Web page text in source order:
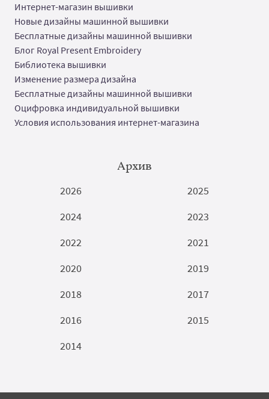
Интернет-магазин вышивки
Новые дизайны машинной вышивки
Бесплатные дизайны машинной вышивки
Блог Royal Present Embroidery
Библиотека вышивки
Изменение размера дизайна
Бесплатные дизайны машинной вышивки
Оцифровка индивидуальной вышивки
Условия использования интернет-магазина
Архив
2026
2025
2024
2023
2022
2021
2020
2019
2018
2017
2016
2015
2014